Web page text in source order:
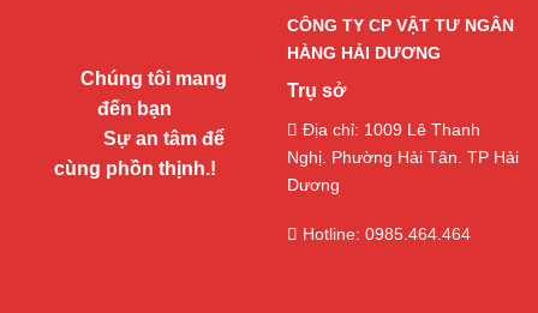
Chúng tôi mang
đến bạn
Sự an tâm để
cùng phồn thịnh.!
CÔNG TY CP VẬT TƯ NGÂN
HÀNG HẢI DƯƠNG
Trụ sở
Địa chỉ: 1009 Lê Thanh
Nghị. Phường Hải Tân. TP Hải
Dương
Hotline: 0985.464.464